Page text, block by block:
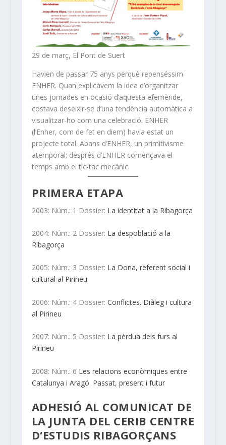
29 de març, El Pont de Suert
Havien de passar 75 anys perquè repenséssim
ENHER. Quan explicàvem la idea d’organitzar
unes jornades en ocasió d’aquesta efemèride,
costava deseixir-se d’una tendència automàtica a
visualitzar-ho com una celebració. ENHER
(l’Enher, com de fet en diem) havia estat un
projecte total. Abans d’ENHER, un primitivisme
atemporal; després d’ENHER començava el
temps amb el tic-tac mecànic.
PRIMERA ETAPA
2003: Núm.: 1 Dossier: La identitat a la Ribagorça
2004: Núm.: 2 Dossier: La despoblació a la
Ribagorça
2005: Núm.: 3 Dossier: La Dona, referent social i
cultural al Pirineu
2006: Núm.: 4 Dossier: Conflictes. Diàleg i cultura
al Pirineu
2007: Núm.: 5 Dossier: La pèrdua dels furs al
Pirineu
2008: Núm.: 6 Les relacions econòmiques entre
Catalunya i Aragó. Passat, present i futur
ADHESIÓ AL COMUNICAT DE
LA JUNTA DEL CERIB CENTRE
D‘ESTUDIS RIBAGORÇANS